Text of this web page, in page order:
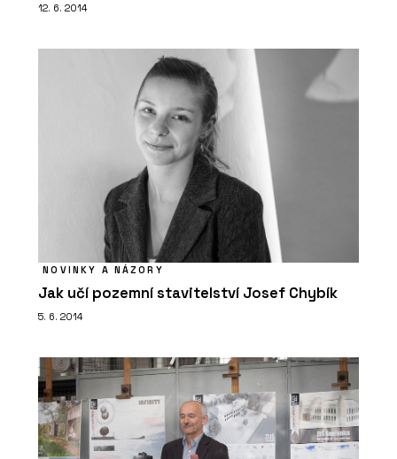
Rekonstrukce - Hlinaři
ČLÁNKY
Rekonstrukce historického domu s
vápennou omítkou, která ctí tradici
12. 6. 2014
NOVINKY A NÁZORY
Jak učí pozemní stavitelství Josef Chybík
5. 6. 2014